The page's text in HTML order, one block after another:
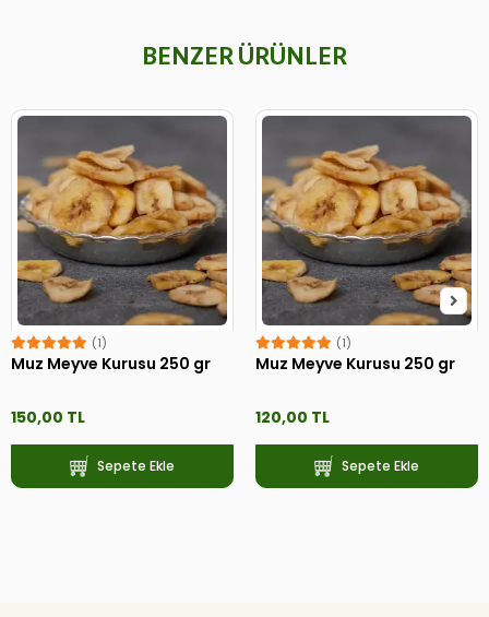
BENZER ÜRÜNLER
(1)
Muz Meyve Kurusu 250 gr
150,00 TL
Sepete Ekle
(1)
Muz Meyve Kurusu 250 gr
120,00 TL
Sepete Ekle